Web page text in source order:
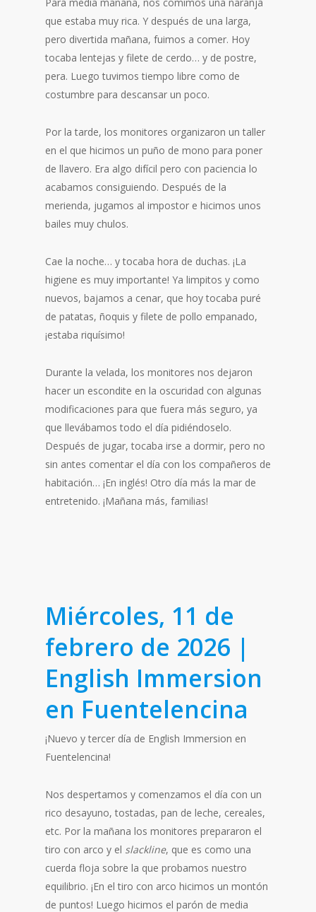
que estaba muy rica. Y después de una larga,
pero divertida mañana, fuimos a comer. Hoy
tocaba lentejas y filete de cerdo… y de postre,
pera. Luego tuvimos tiempo libre como de
costumbre para descansar un poco.
Por la tarde, los monitores organizaron un taller
en el que hicimos un puño de mono para poner
de llavero. Era algo difícil pero con paciencia lo
acabamos consiguiendo. Después de la
merienda, jugamos al impostor e hicimos unos
bailes muy chulos.
Cae la noche… y tocaba hora de duchas. ¡La
higiene es muy importante! Ya limpitos y como
nuevos, bajamos a cenar, que hoy tocaba puré
de patatas, ñoquis y filete de pollo empanado,
¡estaba riquísimo!
Durante la velada, los monitores nos dejaron
hacer un escondite en la oscuridad con algunas
modificaciones para que fuera más seguro, ya
que llevábamos todo el día pidiéndoselo.
Después de jugar, tocaba irse a dormir, pero no
sin antes comentar el día con los compañeros de
habitación… ¡En inglés! Otro día más la mar de
entretenido. ¡Mañana más, familias!
Miércoles, 11 de
febrero de 2026 |
English Immersion
en Fuentelencina
¡Nuevo y tercer día de English Immersion en
Fuentelencina!
Nos despertamos y comenzamos el día con un
rico desayuno, tostadas, pan de leche, cereales,
etc. Por la mañana los monitores prepararon el
tiro con arco y el slackline, que es como una
cuerda floja sobre la que probamos nuestro
equilibrio. ¡En el tiro con arco hicimos un montón
de puntos! Luego hicimos el parón de media